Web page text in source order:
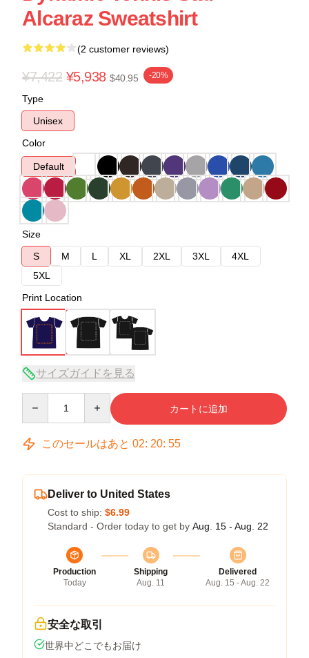
Alcaraz Sweatshirt
(2 customer reviews)
¥7,422 ¥5,938 $40.95 -20%
Type
Unisex
Color
Default
Size
S
M L XL 2XL 3XL
4XL
5XL
Print Location
サイズガイドを見る
カートに追加
このセールはあと 02: 20: 54
Deliver to United States
Cost to ship: $6.99
Standard - Order today to get by Aug. 15 - Aug. 22
Production
Today
Shipping
Aug. 11
Delivered
Aug. 15 - Aug. 22
安全な取引
世界中どこでもお届け